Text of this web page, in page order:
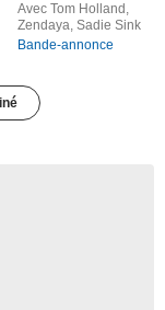
Avec Tom Holland,
Zendaya, Sadie Sink
Bande-annonce